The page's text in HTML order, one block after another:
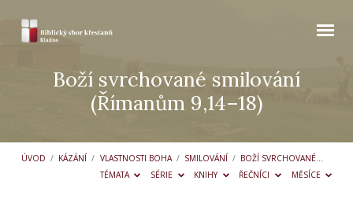
Boží svrchované smilování
(Římanům 9,14–18)
ÚVOD / KÁZÁNÍ / VLASTNOSTI BOHA / SMILOVÁNÍ / BOŽÍ SVRCHOVANÉ…
TÉMATA
SÉRIE KNIHY ŘEČNÍCI MĚSÍCE